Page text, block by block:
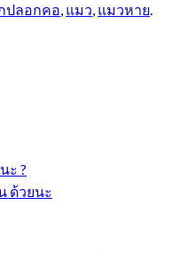
ปลอกคอ, แมว, แมวหาย.
ะ ?
ด้วยนะ